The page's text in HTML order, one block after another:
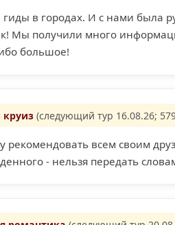
в городах. И с нами была
Мы получили много
большое!
(следующий тур 16.08.26;
рекомендовать всем своим
- нельзя передать